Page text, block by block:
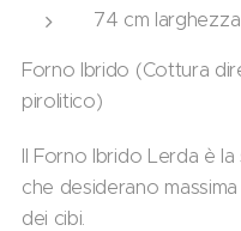
74 cm larghezza
Forno Ibrido (Cottura
pirolitico)
Il Forno Ibrido Lerda è
che desiderano
dei cibi.